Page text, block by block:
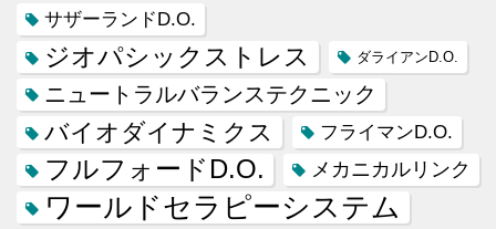
サザーランドD.O.
ジオパシックストレス ダライアンD.O.
ニュートラルバランステクニック
バイオダイナミクス フライマンD.O.
フルフォードD.O. メカニカルリンク
ワールドセラピーシステム